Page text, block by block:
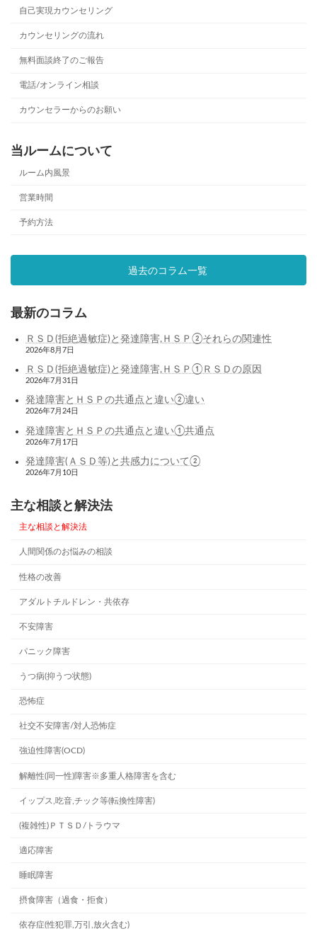
自己実現カウンセリング
カウンセリングの流れ
無料面談終了のご報告
電話/オンライン相談
カウンセラーからのお願い
当ルームについて
ルーム内風景
営業時間
予約方法
過去のコラム一覧
最新のコラム
ＲＳＤ(拒絶過敏症)と発達障害,ＨＳＰ②それらの関連性
2026年8月7日
ＲＳＤ(拒絶過敏症)と発達障害,ＨＳＰ①ＲＳＤの原因
2026年7月31日
発達障害とＨＳＰの共通点と違い②違い
2026年7月24日
発達障害とＨＳＰの共通点と違い①共通点
2026年7月17日
発達障害(ＡＳＤ等)と共感力について②
2026年7月10日
主な相談と解決法
主な相談と解決法
人間関係のお悩みの相談
性格の改善
アダルトチルドレン・共依存
不安障害
パニック障害
うつ病(抑うつ状態)
恐怖症
社交不安障害/対人恐怖症
強迫性障害(OCD)
解離性(同一性)障害※多重人格障害を含む
イップス,吃音,チック等(転換性障害)
(複雑性)ＰＴＳＤ/トラウマ
適応障害
睡眠障害
摂食障害（過食・拒食）
依存症(性犯罪,万引,放火含む)